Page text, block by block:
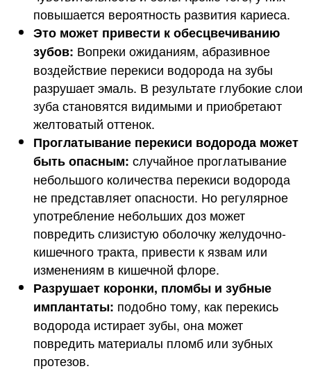
повышается вероятность развития кариеса.
Это может привести к обесцвечиванию
зубов: Вопреки ожиданиям, абразивное
воздействие перекиси водорода на зубы
разрушает эмаль. В результате глубокие слои
зуба становятся видимыми и приобретают
желтоватый оттенок.
Проглатывание перекиси водорода может
быть опасным: случайное проглатывание
небольшого количества перекиси водорода
не представляет опасности. Но регулярное
употребление небольших доз может
повредить слизистую оболочку желудочно-
кишечного тракта, привести к язвам или
изменениям в кишечной флоре.
Разрушает коронки, пломбы и зубные
имплантаты: подобно тому, как перекись
водорода истирает зубы, она может
повредить материалы пломб или зубных
протезов.